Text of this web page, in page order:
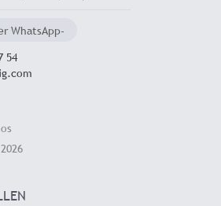
WhatsApp-
54